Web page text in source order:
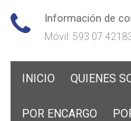
Información de
Móvil: 593 07
INICIO QUIENES
POR ENCARGO